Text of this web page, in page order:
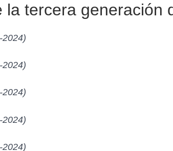
la tercera generación